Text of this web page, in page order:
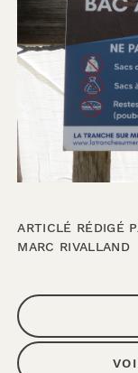
ARTICLÉ RÉDIGÉ
MARC RIVALLAND